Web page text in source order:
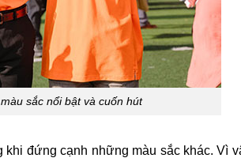
sắc nổi bật và cuốn hút
khi đứng cạnh những màu sắc khác. Vì